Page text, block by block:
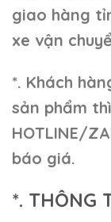
giao hàng
xe vận
*. Khách
sản phẩm
HOTLINE/
báo giá.
*. THÔNG